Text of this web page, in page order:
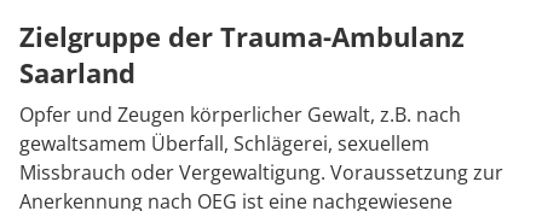
Zielgruppe der Trauma-Ambulanz
Saarland
Opfer und Zeugen körperlicher Gewalt, z.B. nach
gewaltsamem Überfall, Schlägerei, sexuellem
Missbrauch oder Vergewaltigung. Voraussetzung zur
Anerkennung nach OEG ist eine nachgewiesene